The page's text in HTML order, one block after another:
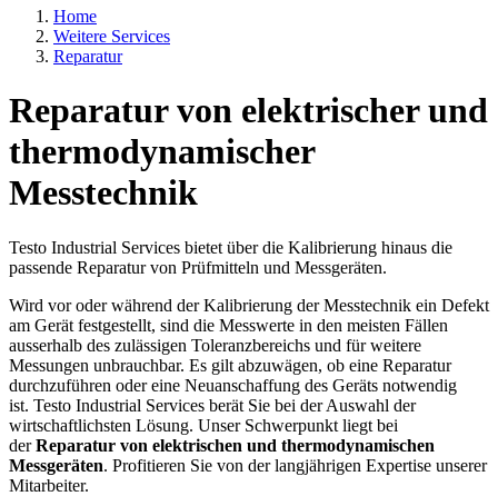
Home
Weitere Services
Reparatur
Reparatur von elektrischer und
thermodynamischer
Messtechnik
Testo Industrial Services bietet über die Kalibrierung hinaus die
passende Reparatur von Prüfmitteln und Messgeräten.
Wird vor oder während der Kalibrierung der Messtechnik ein Defekt
am Gerät festgestellt, sind die Messwerte in den meisten Fällen
ausserhalb des zulässigen Toleranzbereichs und für weitere
Messungen unbrauchbar. Es gilt abzuwägen, ob eine Reparatur
durchzuführen oder eine Neuanschaffung des Geräts notwendig
ist. Testo Industrial Services berät Sie bei der Auswahl der
wirtschaftlichsten Lösung. Unser Schwerpunkt liegt bei
derReparatur von elektrischen und thermodynamischen
Messgeräten. Profitieren Sie von der langjährigen Expertise unserer
Mitarbeiter.